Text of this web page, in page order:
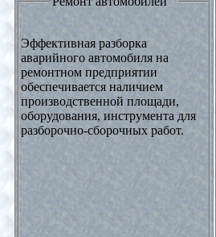
Эффективная разборка
аварийного автомобиля на
ремонтном предприятии
обеспечивается наличием
производственной площади,
оборудования, инструмента для
разборочно-сборочных работ.